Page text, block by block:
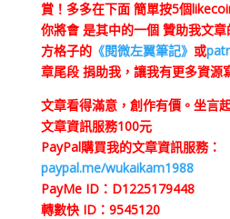
賞！多多在下面 簡單按5個
你將會 是其中的一個 贊助我文
方格子的《閱微左翼筆記》 或
章尾段 捐助我，讓我有更多資源
文章看得滿意，創作有價。坐言
文章資訊服務100元
PayPal購買我的文章資訊服務：
paypal.me/wukaikam1988
PayMe ID：D1225179448
轉數快 ID：9545120